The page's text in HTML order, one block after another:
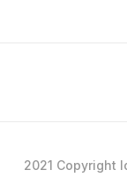
2021 Copyright